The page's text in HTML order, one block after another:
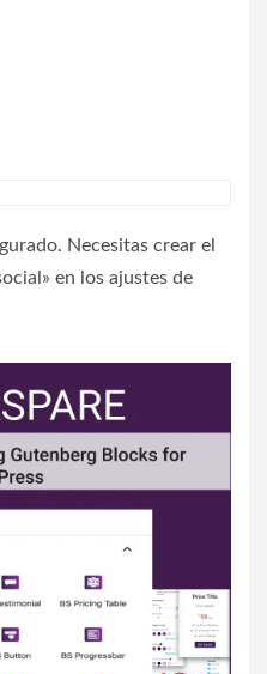
Necesitas crear el
en los ajustes de